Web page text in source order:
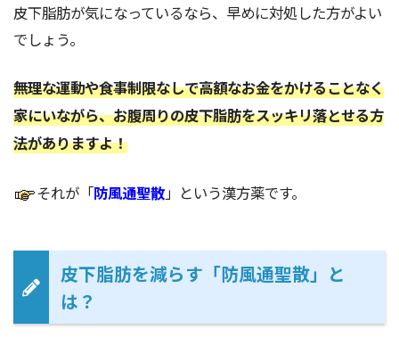
皮下脂肪が気になっているなら、早めに対処した方がよい
でしょう。
無理な運動や食事制限なしで高額なお金をかけることなく
家にいながら、お腹周りの皮下脂肪をスッキリ落とせる方
法がありますよ！
それが「防風通聖散」という漢方薬です。
皮下脂肪を減らす「防風通聖散」と
は？